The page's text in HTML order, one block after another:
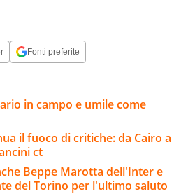
Fonti preferite
in campo e umile come
il fuoco di critiche: da Cairo a
ct
Beppe Marotta dell'Inter e
del Torino per l'ultimo saluto